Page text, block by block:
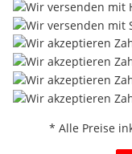
* Alle Preise